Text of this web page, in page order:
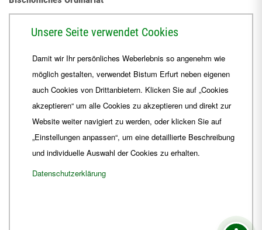
+49 361 6572-444
ordinariat Bistum-Erfurt.de
Unsere Seite verwendet Cookies
Damit wir Ihr persönliches Weberlebnis so angenehm wie
möglich gestalten, verwendet Bistum Erfurt neben eigenen
auch Cookies von Drittanbietern. Klicken Sie auf „Cookies
akzeptieren“ um alle Cookies zu akzeptieren und direkt zur
Website weiter navigiert zu werden, oder klicken Sie auf
„Einstellungen anpassen“, um eine detaillierte Beschreibung
und individuelle Auswahl der Cookies zu erhalten.
Datenschutzerklärung